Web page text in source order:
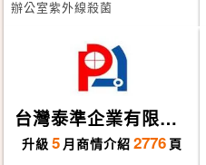
辦公室紫外線殺菌
台灣泰準企業有限公
司
升級 5 月商情介紹 2776 頁